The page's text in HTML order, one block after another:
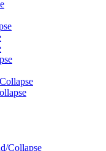
Collapse